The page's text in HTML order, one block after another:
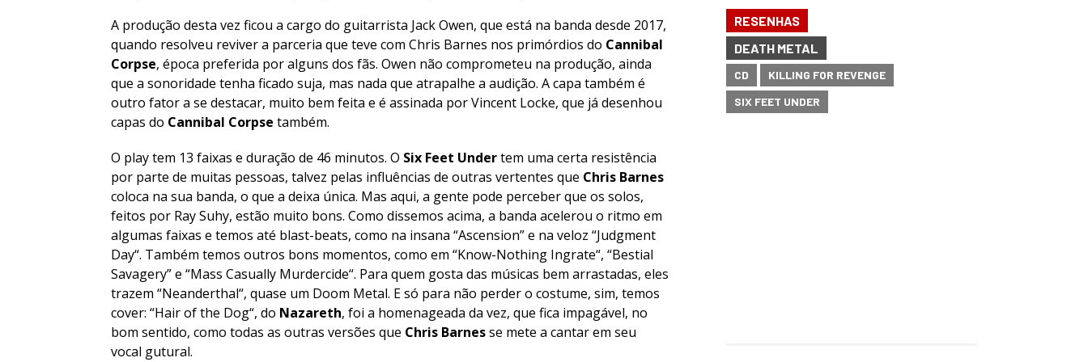
A produção desta vez ficou a cargo do guitarrista Jack Owen, que está na banda desde 2017,
quando resolveu reviver a parceria que teve com Chris Barnes nos primórdios do Cannibal
Corpse, época preferida por alguns dos fãs. Owen não comprometeu na produção, ainda
que a sonoridade tenha ficado suja, mas nada que atrapalhe a audição. A capa também é
outro fator a se destacar, muito bem feita e é assinada por Vincent Locke, que já desenhou
capas do Cannibal Corpse também.
O play tem 13 faixas e duração de 46 minutos. O Six Feet Undertem uma certa resistência
por parte de muitas pessoas, talvez pelas influências de outras vertentes que Chris Barnes
coloca na sua banda, o que a deixa única. Mas aqui, a gente pode perceber que os solos,
feitos por Ray Suhy, estão muito bons. Como dissemos acima, a banda acelerou o ritmo em
algumas faixas e temos até blast-beats, como na insana “Ascension” e na veloz “Judgment
Day“. Também temos outros bons momentos, como em “Know-Nothing Ingrate“, “Bestial
Savagery” e “Mass Casually Murdercide“. Para quem gosta das músicas bem arrastadas, eles
trazem “Neanderthal“, quase um Doom Metal. E só para não perder o costume, sim, temos
cover: “Hair of the Dog“, do Nazareth, foi a homenageada da vez, que fica impagável, no
bom sentido, como todas as outras versões que Chris Barnesse mete a cantar em seu
vocal gutural.
RESENHAS
DEATH METAL
CD
KILLING FOR REVENGE
SIX FEET UNDER